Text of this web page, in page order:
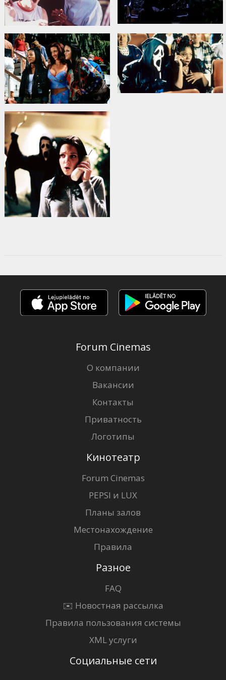
Forum Cinemas
О компании
Вакансии
Контакты
Приватность
Логотипы
Кинотеатр
Forum Cinemas
PEPSI и LUX
Планы залов
Местонахождение
Правила
Разное
FAQ
✉️ Новостная рассылка
Правила пользования системы
XML услуги
Социальные сети